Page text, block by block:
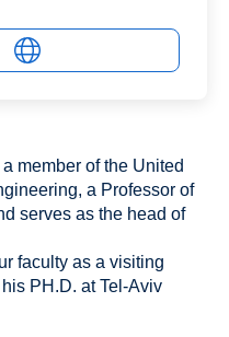
member of the United
, a Professor of
serves as the head of
faculty as a visiting
PH.D. at Tel-Aviv